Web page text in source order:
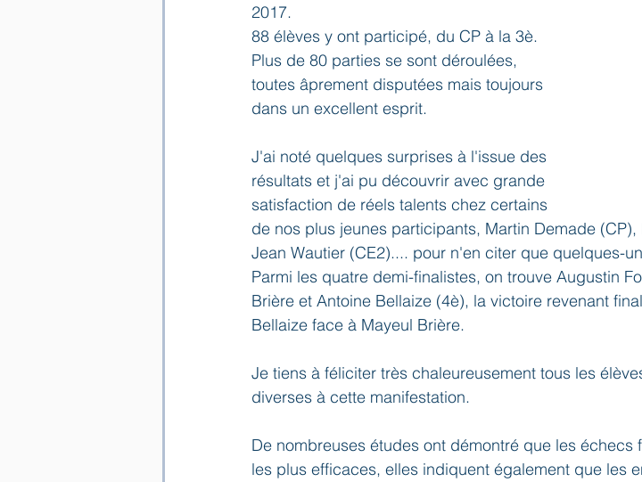
2017.
88 élèves y ont participé, du CP à la 3è.
Plus de 80 parties se sont déroulées,
toutes âprement disputées mais toujours
dans un excellent esprit.
J'ai noté quelques surprises à l'issue des
résultats et j'ai pu découvrir avec grande
satisfaction de réels talents chez certains
de nos plus jeunes participants, Martin Demade
Jean Wautier (CE2).... pour n'en citer que quelques-
Parmi les quatre demi-finalistes, on trouve Augustin
Brière et Antoine Bellaize (4è), la victoire revenant
Bellaize face à Mayeul Brière.
Je tiens à féliciter très chaleureusement tous les
diverses à cette manifestation.
De nombreuses études ont démontré que les
les plus efficaces, elles indiquent également que les